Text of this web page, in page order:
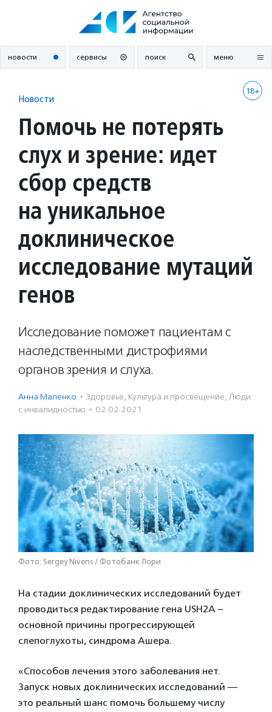
новости сервисы поиск меню
18+
Новости
Помочь не потерять
слух и зрение: идет
сбор средств
на уникальное
доклиническое
исследование мутаций
генов
Исследование поможет пациентам с
наследственными дистрофиями
органов зрения и слуха.
Анна Маленко · Здоровье, Культура и просвещение, Люди
с инвалидностью · 02.02.2021
Фото: Sergey Nivens / Фотобанк Лори
На стадии доклинических исследований будет
проводиться редактирование гена USH2A –
основной причины прогрессирующей
слепоглухоты, синдрома Ашера.
«Способов лечения этого заболевания нет.
Запуск новых доклинических исследований —
это реальный шанс помочь большему числу